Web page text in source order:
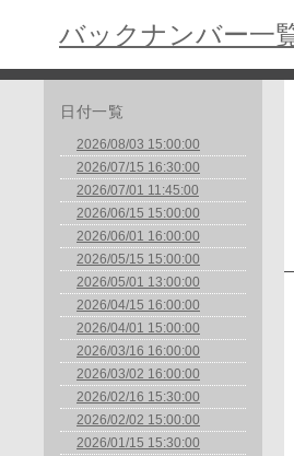
バックナンバー一
日付一覧
2026/08/03 15:00:00
2026/07/15 16:30:00
2026/07/01 11:45:00
2026/06/15 15:00:00
2026/06/01 16:00:00
2026/05/15 15:00:00
2026/05/01 13:00:00
2026/04/15 16:00:00
2026/04/01 15:00:00
2026/03/16 16:00:00
2026/03/02 16:00:00
2026/02/16 15:30:00
2026/02/02 15:00:00
2026/01/15 15:30:00